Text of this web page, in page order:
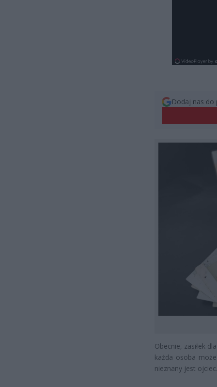
Dodaj nas do
Obecnie, zasiłek
każda osoba
nieznany jest ojciec.